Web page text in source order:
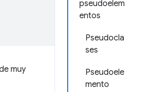
pseudoelem
entos
Pseudocla
ses
Pseudoele
mento
muy